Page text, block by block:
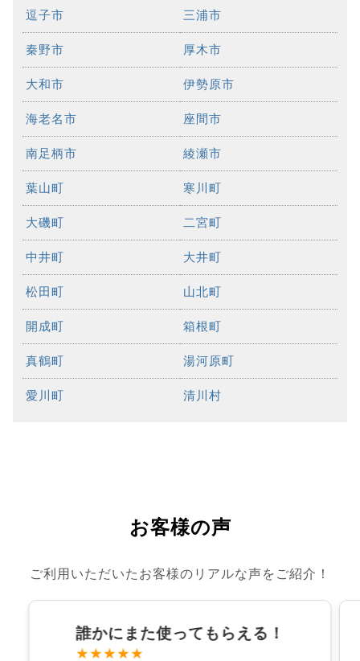
逗子市 三浦市
秦野市 厚木市
大和市 伊勢原市
海老名市 座間市
南足柄市 綾瀬市
葉山町 寒川町
大磯町 二宮町
中井町 大井町
松田町 山北町
開成町 箱根町
真鶴町 湯河原町
愛川町 清川村
お客様の声
ご利用いただいたお客様のリアルな声をご紹介！
誰かにまた使ってもらえる！
★★★★★